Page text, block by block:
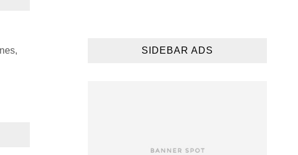
SIDEBAR ADS